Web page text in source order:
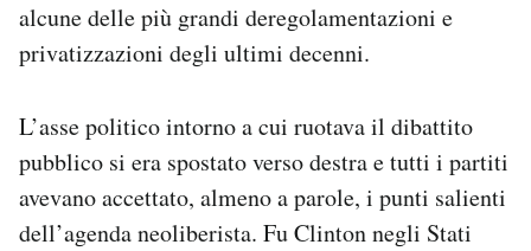
alcune delle più grandi deregolamentazioni e
privatizzazioni degli ultimi decenni.
L’asse politico intorno a cui ruotava il dibattito
pubblico si era spostato verso destra e tutti i partiti
avevano accettato, almeno a parole, i punti salienti
dell’agenda neoliberista. Fu Clinton negli Stati